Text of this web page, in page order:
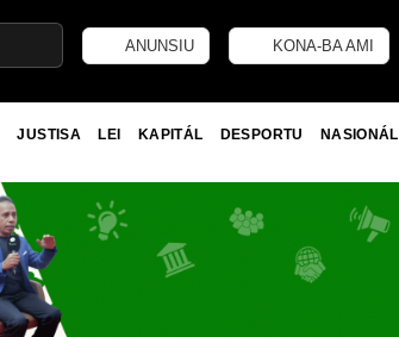
ANUNSIU KONA-BA AMI
JUSTISA LEI KAPITÁL DESPORTU NASIONÁL